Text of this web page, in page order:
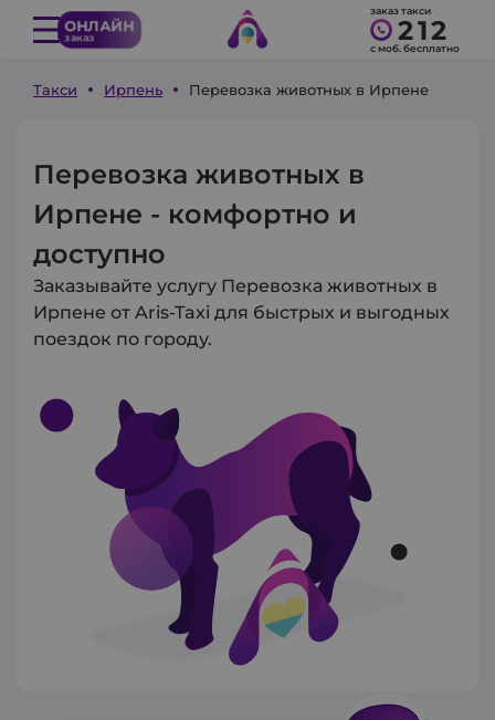
ОНЛАЙН
заказ
заказ такси
212
с моб. бесплатно
Такси Ирпень Перевозка животных в Ирпене
Перевозка животных в
Ирпене - комфортно и
доступно
Заказывайте услугу Перевозка животных в
Ирпене от Aris-Taxi для быстрых и выгодных
поездок по городу.